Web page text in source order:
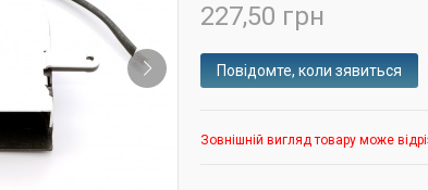
227,50 грн
Зовнішній вигляд товару може